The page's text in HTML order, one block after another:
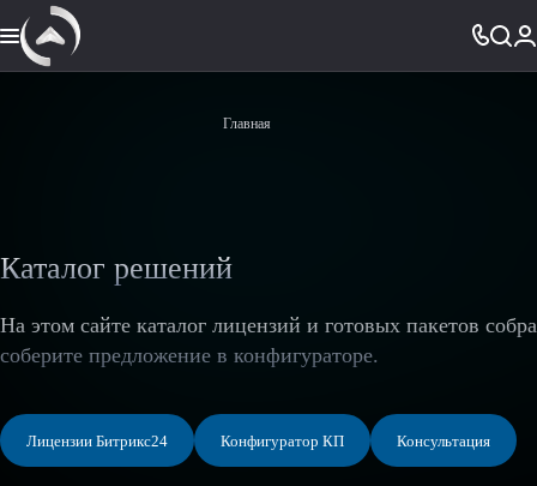
Главная
Каталог решений
На этом сайте каталог лицензий и готовых пакетов
соберите предложение в конфигураторе.
Лицензии Битрикс24 Конфигуратор КП Консультация